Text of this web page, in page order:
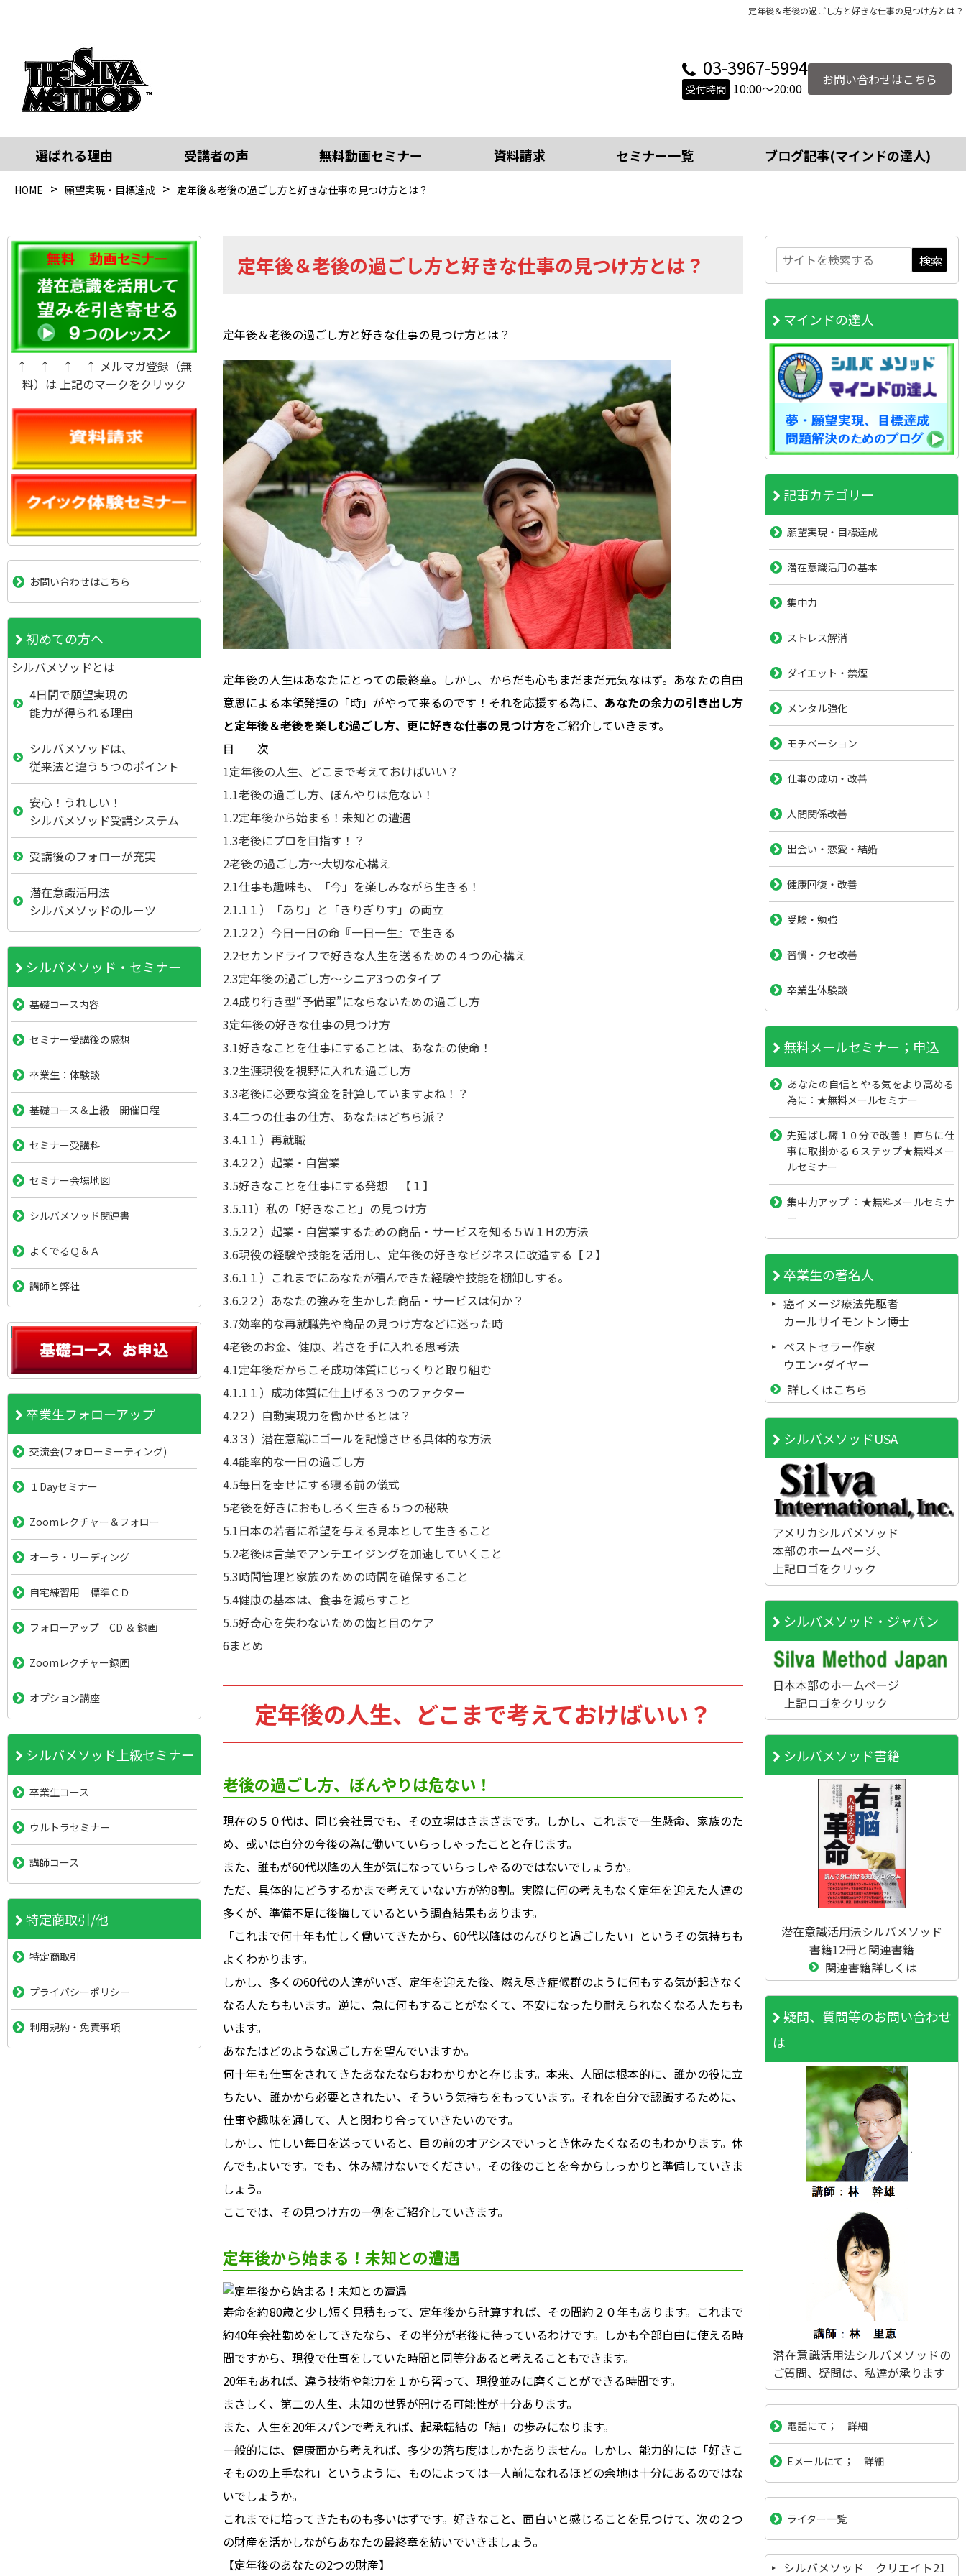
定年後＆老後の過ごし方と好きな仕事の見つけ方とは？
03-3967-5994
受付時間 10:00～20:00
お問い合わせはこちら
選ばれる理由 受講者の声 無料動画セミナー 資料請求 セミナー一覧 ブログ記事(マインドの達人)
HOME 願望実現・目標達成 定年後＆老後の過ごし方と好きな仕事の見つけ方とは？
定年後＆老後の過ごし方と好きな仕事の見つけ方とは？
定年後＆老後の過ごし方と好きな仕事の見つけ方とは？
定年後の人生はあなたにとっての最終章。しかし、からだも心もまだまだ元気なはず。あなたの自由
意思による本領発揮の「時」がやって来るのです！それを応援する為に、 あなたの余力の引き出し方
と定年後＆老後を楽しむ過ごし方、更に好きな仕事の見つけ方をご紹介していきます。
目 次
1定年後の人生、どこまで考えておけばいい？
1.1老後の過ごし方、ぼんやりは危ない！
1.2定年後から始まる！未知との遭遇
1.3老後にプロを目指す！？
2老後の過ごし方～大切な心構え
2.1仕事も趣味も、「今」を楽しみながら生きる！
2.1.1 １）「あり」と「きりぎりす」の両立
2.1.2２）今日一日の命『一日一生』で生きる
2.2セカンドライフで好きな人生を送るための４つの心構え
2.3定年後の過ごし方～シニア3つのタイプ
2.4成り行き型“予備軍”にならないための過ごし方
3定年後の好きな仕事の見つけ方
3.1好きなことを仕事にすることは、あなたの使命！
3.2生涯現役を視野に入れた過ごし方
3.3老後に必要な資金を計算していますよね！？
3.4二つの仕事の仕方、あなたはどちら派？
3.4.1 １）再就職
3.4.2２）起業・自営業
3.5好きなことを仕事にする発想 【１】
3.5.11）私の「好きなこと」の見つけ方
3.5.2２）起業・自営業するための商品・サービスを知る５W１Hの方法
3.6現役の経験や技能を活用し、定年後の好きなビジネスに改造する【２】
3.6.1 １）これまでにあなたが積んできた経験や技能を棚卸しする。
3.6.2２）あなたの強みを生かした商品・サービスは何か？
3.7効率的な再就職先や商品の見つけ方などに迷った時
4老後のお金、健康、若さを手に入れる思考法
4.1定年後だからこそ成功体質にじっくりと取り組む
4.1.1 １）成功体質に仕上げる３つのファクター
4.2２）自動実現力を働かせるとは？
4.3３）潜在意識にゴールを記憶させる具体的な方法
4.4能率的な一日の過ごし方
4.5毎日を幸せにする寝る前の儀式
5老後を好きにおもしろく生きる５つの秘訣
5.1日本の若者に希望を与える見本として生きること
5.2老後は言葉でアンチエイジングを加速していくこと
5.3時間管理と家族のための時間を確保すること
5.4健康の基本は、食事を減らすこと
5.5好奇心を失わないための歯と目のケア
6まとめ
定年後の人生、どこまで考えておけばいい？
老後の過ごし方、ぼんやりは危ない！
現在の５０代は、同じ会社員でも、その立場はさまざまです。しかし、これまで一生懸命、家族のた
め、或いは自分の今後の為に働いていらっしゃったことと存じます。
また、誰もが60代以降の人生が気になっていらっしゃるのではないでしょうか。
ただ、具体的にどうするかまで考えていない方が約8割。実際に何の考えもなく定年を迎えた人達の
多くが、準備不足に後悔しているという調査結果もあります。
「これまで何十年も忙しく働いてきたから、60代以降はのんびりと過ごしたい」というその気持ちも
よくわかります。
しかし、多くの60代の人達がいざ、定年を迎えた後、燃え尽き症候群のように何もする気が起きなく
なる人たちもいます。逆に、急に何もすることがなくて、不安になったり耐えられなくなる人たちも
います。
あなたはどのような過ごし方を望んでいますか。
何十年も仕事をされてきたあなたならおわかりかと存じます。本来、人間は根本的に、誰かの役に立
ちたい、誰かから必要とされたい、そういう気持ちをもっています。それを自分で認識するために、
仕事や趣味を通して、人と関わり合っていきたいのです。
しかし、忙しい毎日を送っていると、目の前のオアシスでいっとき休みたくなるのもわかります。休
んでもよいです。でも、休み続けないでください。その後のことを今からしっかりと準備していきま
しょう。
ここでは、その見つけ方の一例をご紹介していきます。
定年後から始まる！未知との遭遇
寿命を約80歳と少し短く見積もって、定年後から計算すれば、その間約２０年もあります。これまで
約40年会社勤めをしてきたなら、その半分が老後に待っているわけです。しかも全部自由に使える時
間ですから、現役で仕事をしていた時間と同等分あると考えることもできます。
20年もあれば、違う技術や能力を１から習って、現役並みに磨くことができる時間です。
まさしく、第二の人生、未知の世界が開ける可能性が十分あります。
また、人生を20年スパンで考えれば、起承転結の「結」の歩みになります。
一般的には、健康面から考えれば、多少の落ち度はしかたありません。しかし、能力的には「好きこ
そものの上手なれ」というように、ものによっては一人前になれるほどの余地は十分にあるのではな
いでしょうか。
これまでに培ってきたものも多いはずです。好きなこと、面白いと感じることを見つけて、次の２つ
の財産を活かしながらあなたの最終章を紡いでいきましょう。
【定年後のあなたの2つの財産】
↑ ↑ ↑ ↑ メルマガ登録（無
料）は 上記のマークをクリック
お問い合わせはこちら
初めての方へ
シルバメソッドとは
4日間で願望実現の
能力が得られる理由
シルバメソッドは、
従来法と違う５つのポイント
安心！うれしい！
シルバメソッド受講システム
受講後のフォローが充実
潜在意識活用法
シルバメソッドのルーツ
シルバメソッド・セミナー
基礎コース内容
セミナー受講後の感想
卒業生：体験談
基礎コース＆上級 開催日程
セミナー受講料
セミナー会場地図
シルバメソッド関連書
よくでるＱ＆Ａ
講師と弊社
卒業生フォローアップ
交流会(フォローミーティング)
１Dayセミナー
Zoomレクチャー＆フォロー
オーラ・リーディング
自宅練習用 標準ＣＤ
フォローアップ CD ＆ 録画
Zoomレクチャー録画
オプション講座
シルバメソッド上級セミナー
卒業生コース
ウルトラセミナー
講師コース
特定商取引/他
特定商取引
プライバシーポリシー
利用規約・免責事項
マインドの達人
記事カテゴリー
願望実現・目標達成
潜在意識活用の基本
集中力
ストレス解消
ダイエット・禁煙
メンタル強化
モチベーション
仕事の成功・改善
人間関係改善
出会い・恋愛・結婚
健康回復・改善
受験・勉強
習慣・クセ改善
卒業生体験談
無料メールセミナー；申込
あなたの自信とやる気をより高める
為に：★無料メールセミナー
先延ばし癖１０分で改善！ 直ちに仕
事に取掛かる６ステップ★無料メー
ルセミナー
集中力アップ ：★無料メールセミナ
ー
卒業生の著名人
癌イメージ療法先駆者
カールサイモントン博士
ベストセラー作家
ウエン･ダイヤー
詳しくはこちら
シルバメソッドUSA
アメリカシルバメソッド
本部のホームページ、
上記ロゴをクリック
シルバメソッド・ジャパン
日本本部のホームページ
上記ロゴをクリック
シルバメソッド書籍
潜在意識活用法シルバメソッド
書籍12冊と関連書籍
関連書籍詳しくは
疑問、質問等のお問い合わせ
は
潜在意識活用法シルバメソッドの
ご質問、疑問は、私達が承ります
電話にて； 詳細
Eメールにて； 詳細
ライター一覧
シルバメソッド クリエイト21